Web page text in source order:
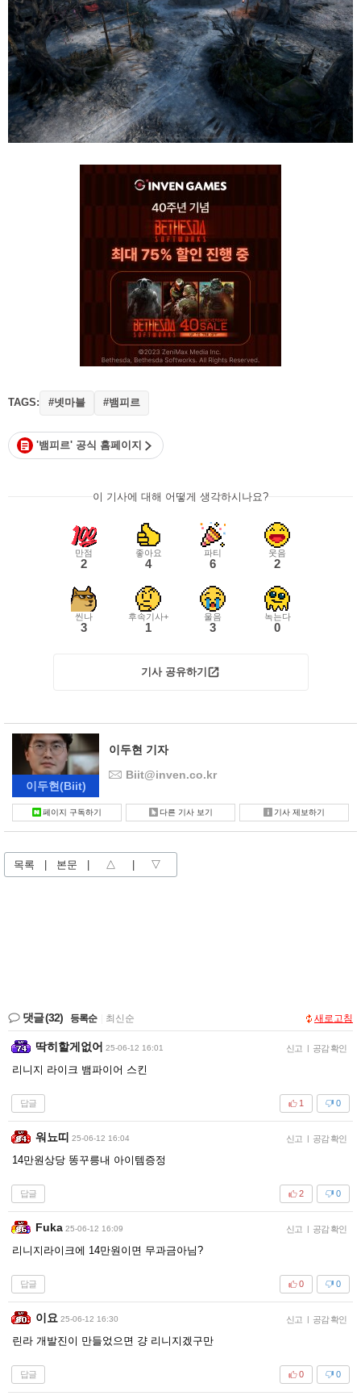
TAGS: #넷마블 #뱀피르
'뱀피르' 공식 홈페이지
이 기사에 대해 어떻게 생각하시나요?
만점
2
좋아요
4
파티
6
웃음
2
씬나
3
후속기사+
1
울음
3
녹는다
0
기사 공유하기
이두현(Biit)
이두현 기자
Biit@inven.co.kr
페이지 구독하기 다른 기사 보기 기사 제보하기
목록 본문 △ ▽
댓글(32) 등록순 최신순 새로고침
딱히할게없어 25-06-12 16:01 신고 | 공감 확인
리니지 라이크 뱀파이어 스킨
답글 0
1
워뇨띠 25-06-12 16:04 신고 | 공감 확인
14만원상당 똥꾸릉내 아이템증정
답글 0
2
Fuka 25-06-12 16:09 신고 | 공감 확인
리니지라이크에 14만원이면 무과금아님?
답글 0
0
이요 25-06-12 16:30 신고 | 공감 확인
린라 개발진이 만들었으면 걍 리니지겠구만
답글 0
0